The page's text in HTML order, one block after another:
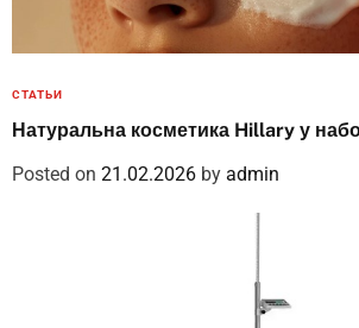
СТАТЬИ
Натуральна косметика Hillary у
Posted on 21.02.2026 by admin